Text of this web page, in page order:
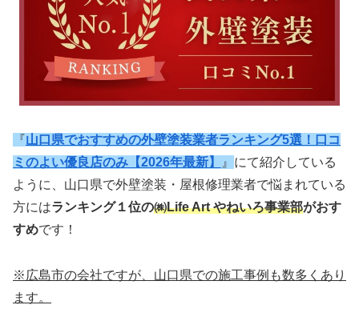
『山口県でおすすめの外壁塗装業者ランキング5選！口コ
ミのよい優良店のみ【2026年最新】
』 にて紹介している
ように、山口県で外壁塗装・屋根修理業者で悩まれている
方にはランキング１位の㈱Life Art やねいろ事業部がおす
すめです！
※広島市の会社ですが、山口県での施工事例も数多くあり
ます。